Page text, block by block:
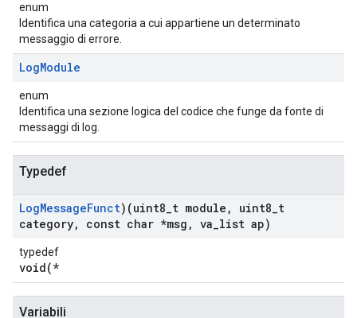
enum
Identifica una categoria a cui appartiene un determinato
messaggio di errore.
LogModule
enum
Identifica una sezione logica del codice che funge da fonte di
messaggi di log.
Typedef
LogMessageFunct)(uint8 t module , uint8 t
category, const char *msg , va list ap)
typedef
void(*
Variabili